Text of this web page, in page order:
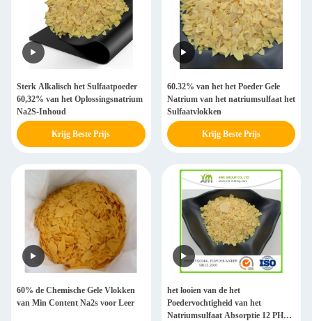
Sterk Alkalisch het Sulfaatpoeder
60,32% van het Oplossingsnatrium
Na2S-Inhoud
Krijg Beste Prijs
60.32% van het het Poeder Gele
Natrium van het natriumsulfaat het
Sulfaatvlokken
Krijg Beste Prijs
60% de Chemische Gele Vlokken
van Min Content Na2s voor Leer
het looien van de het
Poedervochtigheid van het
Natriumsulfaat Absorptie 12 PH